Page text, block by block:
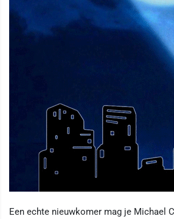
Een echte nieuwkomer mag je Michael